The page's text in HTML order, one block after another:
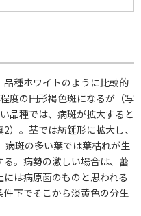
種ホワイトのように比較的
度の円形褐色斑になるが（写
品種では、病斑が拡大すると
）。茎では紡錘形に拡大し、
斑の多い葉では葉枯れが生
。病勢の激しい場合は、蕾
は病原菌のものと思われる
下でそこから淡黄色の分生